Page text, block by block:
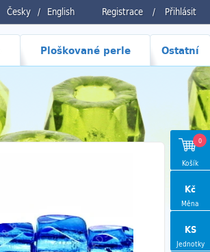
Registrace / Přihlásit
Česky / English
Ploškované perle Ostatní
0
Košík
Kč
Měna
KS
Jednotky